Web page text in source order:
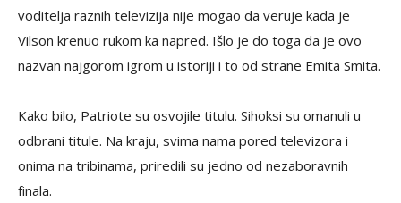
voditelja raznih televizija nije mogao da veruje kada je
Vilson krenuo rukom ka napred. Išlo je do toga da je ovo
nazvan najgorom igrom u istoriji i to od strane Emita Smita.
Kako bilo, Patriote su osvojile titulu. Sihoksi su omanuli u
odbrani titule. Na kraju, svima nama pored televizora i
onima na tribinama, priredili su jedno od nezaboravnih
finala.